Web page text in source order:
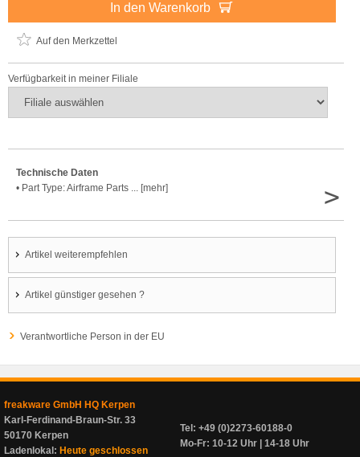
In den Warenkorb
Auf den Merkzettel
Verfügbarkeit in meiner Filiale
Technische Daten
• Part Type: Airframe Parts ... [mehr]
>
Artikel weiterempfehlen
Artikel günstiger gesehen ?
Verantwortliche Person in der EU
freakware GmbH HQ Kerpen
Karl-Ferdinand-Braun-Str. 33
50170 Kerpen
Ladenlokal: Heute geschlossen
Tel: +49 (0)2273-60188-0
Mo-Fr: 10-12 Uhr | 14-18 Uhr